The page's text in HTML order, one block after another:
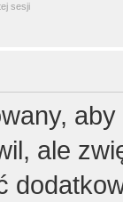
sesji
ale